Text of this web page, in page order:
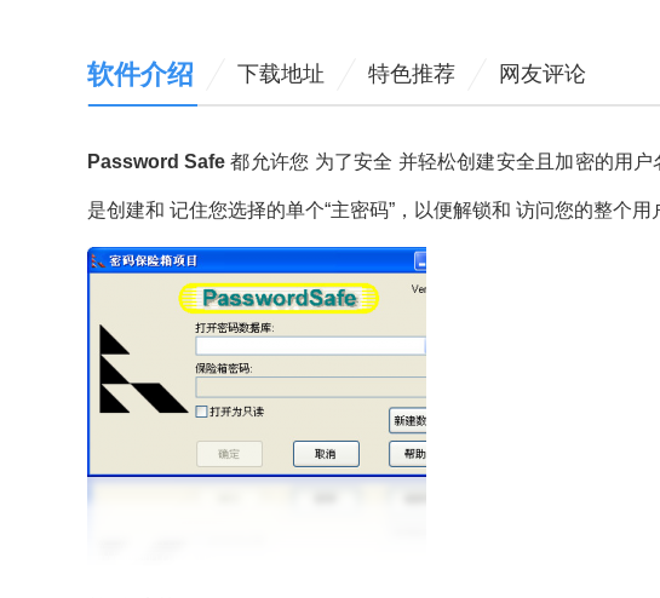
软件介绍 下载地址 特色推荐 网友评论
Password Safe都允许您 为了安全 并轻松创建安全且加密的用
是创建和 记住您选择的单个“主密码”，以便解锁和 访问您的整个用